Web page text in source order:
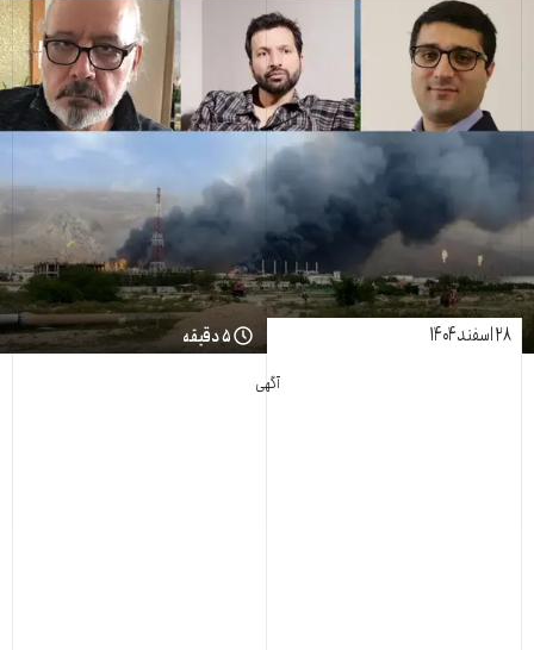
۲۸ اسفند ۱۴۰۴ ۵ دقیقه
آگهی